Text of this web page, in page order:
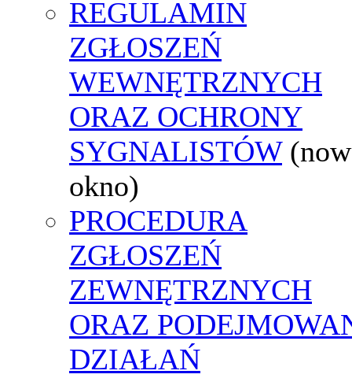
REGULAMIN
ZGŁOSZEŃ
WEWNĘTRZNYCH
ORAZ OCHRONY
SYGNALISTÓW
okno)
PROCEDURA
ZGŁOSZEŃ
ZEWNĘTRZNYCH
ORAZ
DZIAŁAŃ